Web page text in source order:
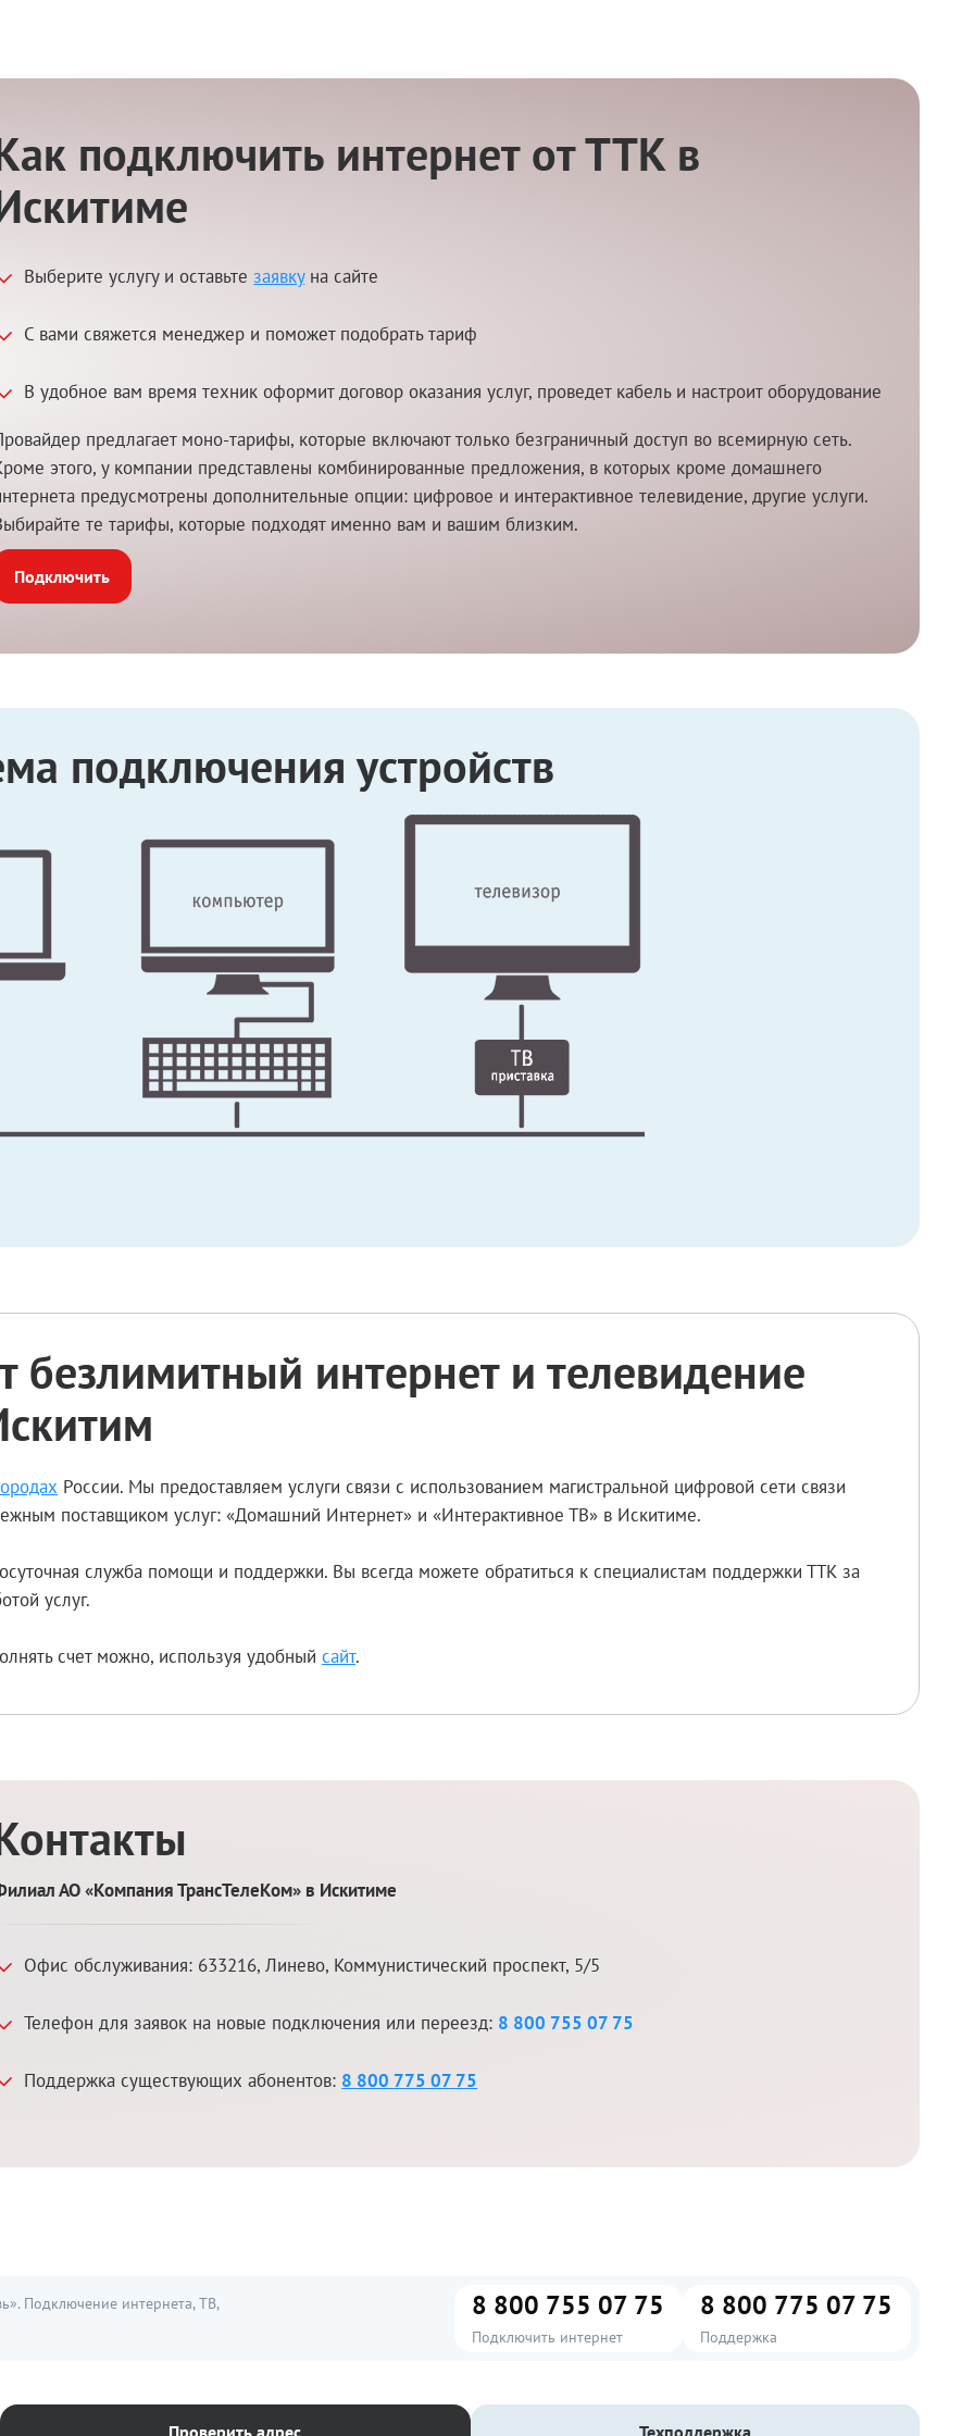
подключить интернет от ТТК в
Выберите услугу и оставьтезаявкуна сайте
С вами свяжется менеджер и поможет подобрать тариф
В удобное вам время техник оформит договор оказания услуг, проведет кабель и настроит оборудование
предлагает моно-тарифы, которые включают только безграничный доступ во всемирную сеть.
этого, у компании представлены комбинированные предложения, в которых кроме домашнего
предусмотрены дополнительные опции: цифровое и интерактивное телевидение, другие услуги.
те тарифы, которые подходят именно вам и вашим близким.
Подключить
подключения устройств
интернет и телевидение
России. Мы предоставляем услуги связи с использованием магистральной цифровой сети связи
поставщиком услуг: «Домашний Интернет» и «Интерактивное ТВ» в Искитиме.
служба помощи и поддержки. Вы всегда можете обратиться к специалистам поддержки ТТК за
услуг.
счет можно, используя удобный сайт.
АО «Компания ТрансТелеКом» в Искитиме
Офис обслуживания: 633216,Линево, Коммунистический проспект, 5/5
Телефон для заявок на новые подключения или переезд: 8 800 755 07 75
Поддержка существующих абонентов: 8 800 775 07 75
Подключение интернета, ТВ, 8 800 755 07 75
Подключить интернет
8 800 775 07 75
Поддержка